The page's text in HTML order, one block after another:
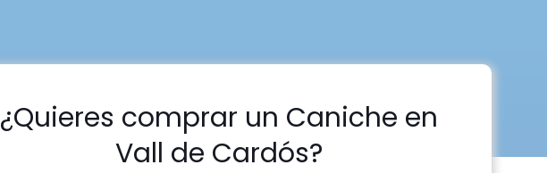
¿Quieres comprar un Caniche en
Vall de Cardós?